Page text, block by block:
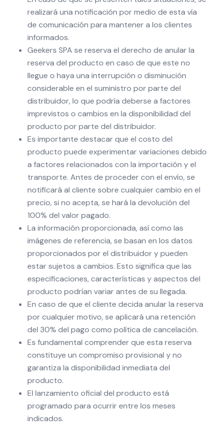
realizará una notificación por medio de esta vía
de comunicación para mantener a los clientes
informados.
Geekers SPA se reserva el derecho de anular la
reserva del producto en caso de que este no
llegue o haya una interrupción o disminución
considerable en el suministro por parte del
distribuidor, lo que podría deberse a factores
imprevistos o cambios en la disponibilidad del
producto por parte del distribuidor.
Es importante destacar que el costo del
producto puede experimentar variaciones debido
a factores relacionados con la importación y el
transporte. Antes de proceder con el envío, se
notificará al cliente sobre cualquier cambio en el
precio, si no acepta, se hará la devolución del
100% del valor pagado.
La información proporcionada, así como las
imágenes de referencia, se basan en los datos
proporcionados por el distribuidor y pueden
estar sujetos a cambios. Esto significa que las
especificaciones, características y aspectos del
producto podrían variar antes de su llegada.
En caso de que el cliente decida anular la reserva
por cualquier motivo, se aplicará una retención
del 30% del pago como política de cancelación.
Es fundamental comprender que esta reserva
constituye un compromiso provisional y no
garantiza la disponibilidad inmediata del
producto.
El lanzamiento oficial del producto está
programado para ocurrir entre los meses
indicados.